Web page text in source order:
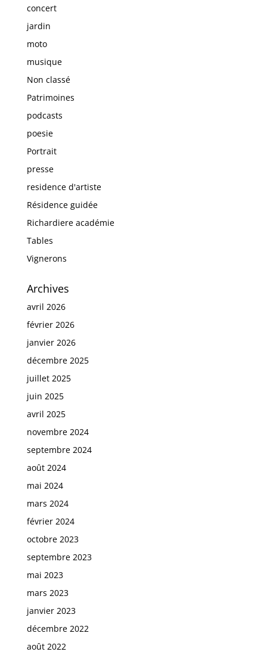
concert
jardin
moto
musique
Non classé
Patrimoines
podcasts
poesie
Portrait
presse
residence d'artiste
Résidence guidée
Richardiere académie
Tables
Vignerons
Archives
avril 2026
février 2026
janvier 2026
décembre 2025
juillet 2025
juin 2025
avril 2025
novembre 2024
septembre 2024
août 2024
mai 2024
mars 2024
février 2024
octobre 2023
septembre 2023
mai 2023
mars 2023
janvier 2023
décembre 2022
août 2022